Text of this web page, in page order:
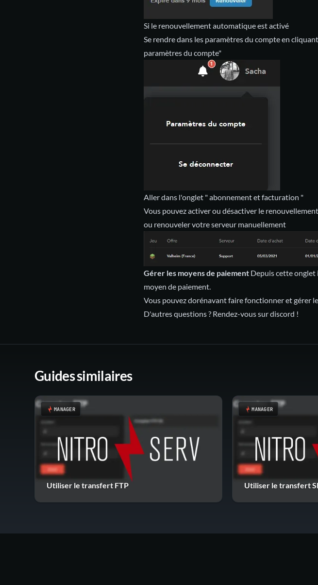
Si le renouvellement automatique est activé
Se rendre dans les paramètres du compte en
paramètres du compte"
Aller dans l'onglet " abonnement et facturation "
Vous pouvez activer ou désactiver le
ou renouveler votre serveur manuellement
Gérer les moyens de paiement Depuis cette onglet
moyen de paiement.
Vous pouvez dorénavant faire fonctionner et gérer
D'autres questions ? Rendez-vous sur discord !
Guides similaires
MANAGER
Utiliser le transfert FTP
MANAGER
Utiliser le transfert